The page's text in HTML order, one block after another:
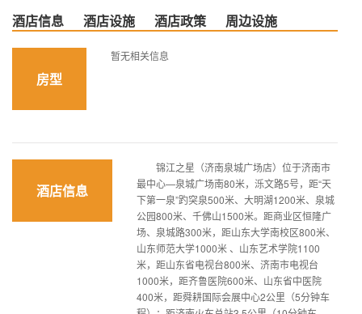
酒店信息 酒店设施 酒店政策 周边设施
房型
暂无相关信息
酒店信息
锦江之星（济南泉城广场店）位于济南市
最中心—泉城广场南80米，泺文路5号，距“天
下第一泉”趵突泉500米、大明湖1200米、泉城
公园800米、千佛山1500米。距商业区恒隆广
场、泉城路300米，距山东大学南校区800米、
山东师范大学1000米 、山东艺术学院1100
米，距山东省电视台800米、济南市电视台
1000米，距齐鲁医院600米、山东省中医院
400米，距舜耕国际会展中心2公里（5分钟车